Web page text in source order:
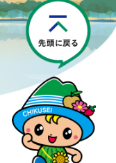
筑西市